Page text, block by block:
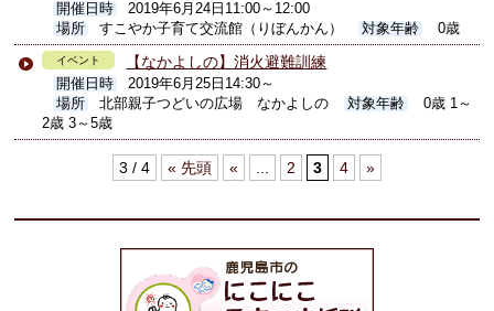
開催日時
2019年6月24日11:00～12:00
場所
すこやか子育て交流館（りぼんかん） 対象年齢 0歳
イベント 【なかよしの】消火避難訓練
開催日時
2019年6月25日14:30～
場所
北部親子つどいの広場 なかよしの 対象年齢
0歳 1～
2歳 3～5歳
3 / 4 « 先頭 « ... 2 3 4 »